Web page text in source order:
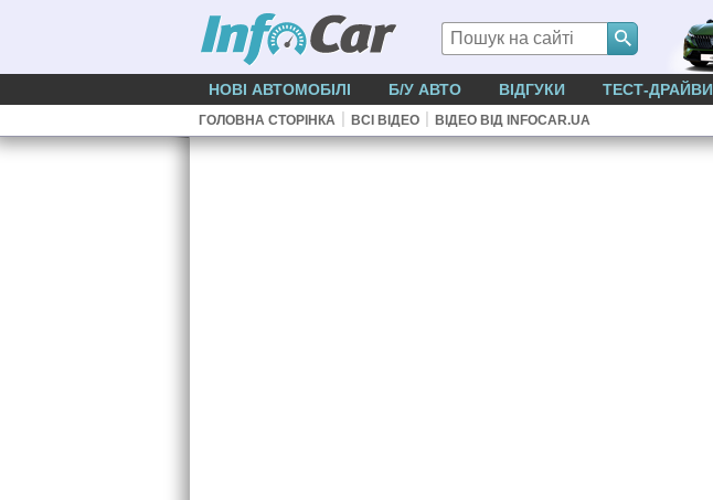
НОВІ АВТОМОБІЛІ Б/У АВТО ВІДГУКИ ТЕСТ-ДРАЙВИ
ГОЛОВНА СТОРІНКА | ВСІ ВІДЕО | ВІДЕО ВІД INFOCAR.UA